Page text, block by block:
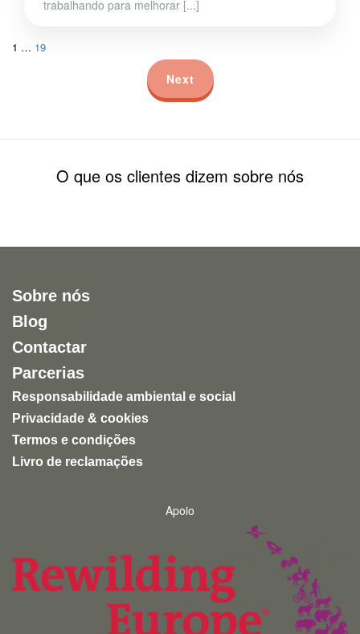
trabalhando para melhorar [...]
1 … 19
Next
O que os clientes dizem sobre nós
Sobre nós
Blog
Contactar
Parcerias
Responsabilidade ambiental e social
Privacidade & cookies
Termos e condições
Livro de reclamações
Apoio